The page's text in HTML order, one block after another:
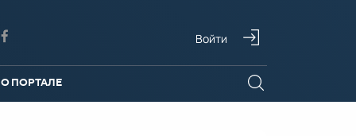
Войти
О ПОРТАЛЕ